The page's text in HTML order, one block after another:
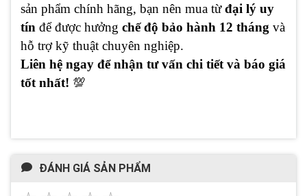
sản phẩm chính hãng, bạn nên mua từđại lý uy
tín để được hưởng chế độ bảo hành 12 tháng và
hỗ trợ kỹ thuật chuyên nghiệp.
Liên hệ ngay để nhận tư vấn chi tiết và báo giá
tốt nhất! 💯
ĐÁNH GIÁ SẢN PHẨM